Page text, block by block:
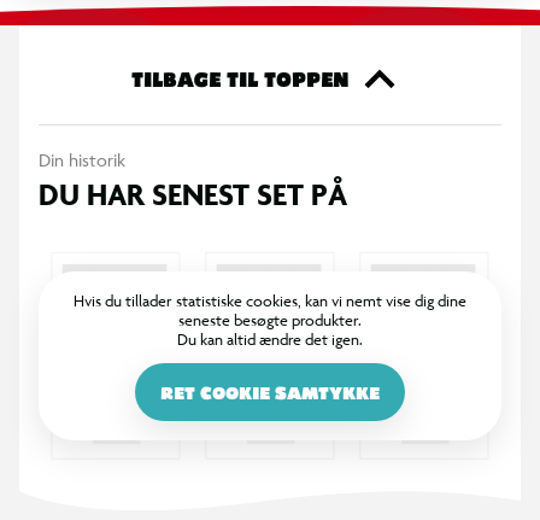
TILBAGE TIL TOPPEN
Din historik
DU HAR SENEST SET PÅ
Hvis du tillader statistiske cookies, kan vi nemt vise dig dine
seneste besøgte produkter.
Du kan altid ændre det igen.
RET COOKIE SAMTYKKE